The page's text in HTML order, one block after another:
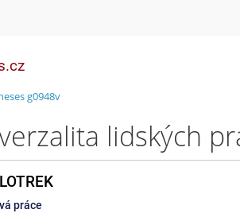
g0948v
lidských
práce